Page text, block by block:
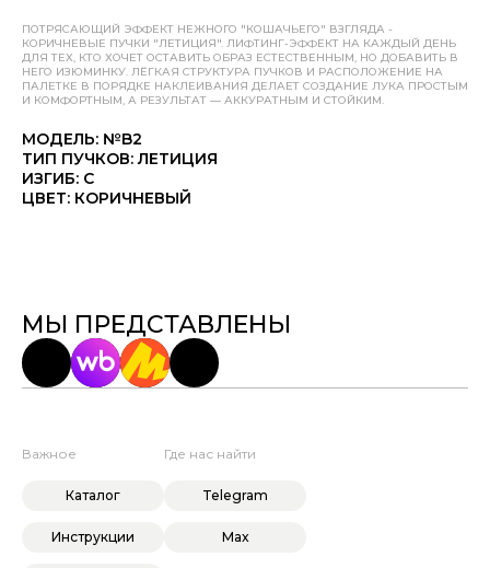
ПОТРЯСАЮЩИЙ ЭФФЕКТ НЕЖНОГО "КОШАЧЬЕГО" ВЗГЛЯДА -
КОРИЧНЕВЫЕ ПУЧКИ "ЛЕТИЦИЯ". ЛИФТИНГ-ЭФФЕКТ НА КАЖДЫЙ ДЕНЬ
ДЛЯ ТЕХ, КТО ХОЧЕТ ОСТАВИТЬ ОБРАЗ ЕСТЕСТВЕННЫМ, НО ДОБАВИТЬ В
НЕГО ИЗЮМИНКУ. ЛЁГКАЯ СТРУКТУРА ПУЧКОВ И РАСПОЛОЖЕНИЕ НА
ПАЛЕТКЕ В ПОРЯДКЕ НАКЛЕИВАНИЯ ДЕЛАЕТ СОЗДАНИЕ ЛУКА ПРОСТЫМ
И КОМФОРТНЫМ, А РЕЗУЛЬТАТ — АККУРАТНЫМ И СТОЙКИМ.
МОДЕЛЬ: №B2
ТИП ПУЧКОВ: ЛЕТИЦИЯ
ИЗГИБ: C
ЦВЕТ: КОРИЧНЕВЫЙ
МЫ ПРЕДСТАВЛЕНЫ
Важное
Каталог
Инструкции
Где нас найти
Telegram
Max